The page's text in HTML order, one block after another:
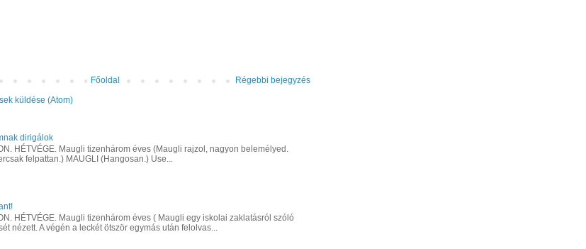
Régebbi bejegyzés
Főoldal
küldése (Atom)
dirigálok
HÉTVÉGE. Maugli tizenhárom éves (Maugli rajzol, nagyon belemélyed.
felpattan.) MAUGLI (Hangosan.) Use...
HÉTVÉGE. Maugli tizenhárom éves ( Maugli egy iskolai zaklatásról szóló
nézett. A végén a leckét ötször egymás után felolvas...